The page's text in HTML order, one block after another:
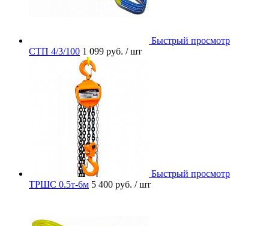
Быстрый просмотр
СТП 4/3/100 1 099 руб. / шт
Быстрый просмотр
ТРШС 0.5т-6м 5 400 руб. / шт